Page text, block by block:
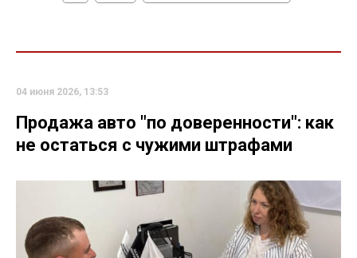
04 июня 2026, 13:53
Продажа авто "по доверенности": как
не остаться с чужими штрафами